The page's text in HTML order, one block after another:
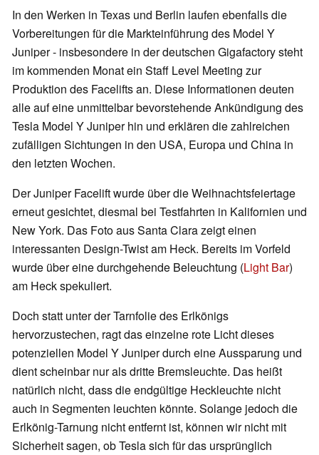
In den Werken in Texas und Berlin laufen ebenfalls die
Vorbereitungen für die Markteinführung des Model Y
Juniper - insbesondere in der deutschen Gigafactory steht
im kommenden Monat ein Staff Level Meeting zur
Produktion des Facelifts an. Diese Informationen deuten
alle auf eine unmittelbar bevorstehende Ankündigung des
Tesla Model Y Juniper hin und erklären die zahlreichen
zufälligen Sichtungen in den USA, Europa und China in
den letzten Wochen.
Der Juniper Facelift wurde über die Weihnachtsfeiertage
erneut gesichtet, diesmal bei Testfahrten in Kalifornien und
New York. Das Foto aus Santa Clara zeigt einen
interessanten Design-Twist am Heck. Bereits im Vorfeld
wurde über eine durchgehende Beleuchtung (Light Bar)
am Heck spekuliert.
Doch statt unter der Tarnfolie des Erlkönigs
hervorzustechen, ragt das einzelne rote Licht dieses
potenziellen Model Y Juniper durch eine Aussparung und
dient scheinbar nur als dritte Bremsleuchte. Das heißt
natürlich nicht, dass die endgültige Heckleuchte nicht
auch in Segmenten leuchten könnte. Solange jedoch die
Erlkönig-Tarnung nicht entfernt ist, können wir nicht mit
Sicherheit sagen, ob Tesla sich für das ursprünglich